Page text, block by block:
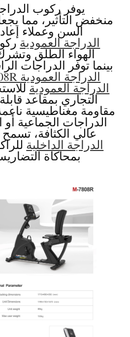
يوفر ركوب
منخفض التأثير، مما
السن وعملاء
الدراجة العمودية
الهواء الطلق
بينما توفر الدراجات
الدراجة العمودية
الدراجة العمودية
التجاري بمقاعد
مقاومة مغناطيسية
الدراجات الجماعية
عالي الكثافة، تسمح
الدراجة الداخلية
بمحاكاة